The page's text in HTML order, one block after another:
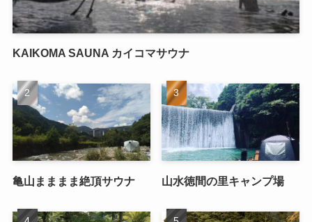
KAIKOMA SAUNA カイコマサウナ
亀山まままま絶頂サウナ 山水徳間の里キャンプ場